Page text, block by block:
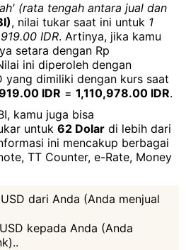
(rata tengah antara jual dan
, nilai tukar saat ini untuk 1
IDR. Artinya, jika kamu
setara dengan Rp
ini diperoleh dengan
yang dimiliki dengan kurs saat
IDR = 1,110,978.00 IDR.
kamu juga bisa
untuk 62 Dolar di lebih dari
ini mencakup berbagai
TT Counter, e-Rate, Money
dari Anda (Anda menjual
kepada Anda (Anda